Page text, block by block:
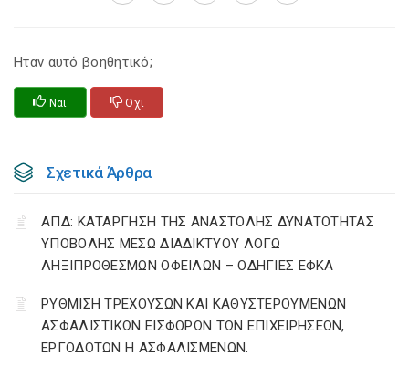
Ηταν αυτό βοηθητικό;
Ναι Οχι
Σχετικά Άρθρα
ΑΠΔ: ΚΑΤΑΡΓΗΣΗ ΤΗΣ ΑΝΑΣΤΟΛΗΣ ΔΥΝΑΤΟΤΗΤΑΣ
ΥΠΟΒΟΛΗΣ ΜΕΣΩ ΔΙΑΔΙΚΤΥΟΥ ΛΟΓΩ
ΛΗΞΙΠΡΟΘΕΣΜΩΝ ΟΦΕΙΛΩΝ – ΟΔΗΓΙΕΣ ΕΦΚΑ
ΡΥΘΜΙΣΗ ΤΡΕΧΟΥΣΩΝ ΚΑΙ ΚΑΘΥΣΤΕΡΟΥΜΕΝΩΝ
ΑΣΦΑΛΙΣΤΙΚΩΝ ΕΙΣΦΟΡΩΝ ΤΩΝ ΕΠΙΧΕΙΡΗΣΕΩΝ,
ΕΡΓΟΔΟΤΩΝ Η ΑΣΦΑΛΙΣΜΕΝΩΝ.